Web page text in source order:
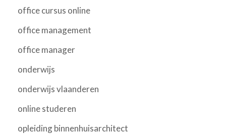
office cursus online
office management
office manager
onderwijs
onderwijs vlaanderen
online studeren
opleiding binnenhuisarchitect